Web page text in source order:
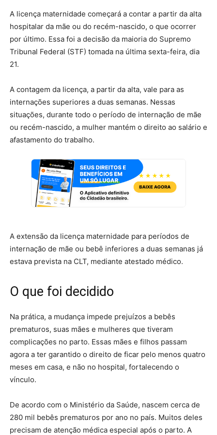
A licença maternidade começará a contar a partir da alta
hospitalar da mãe ou do recém-nascido, o que ocorrer
por último. Essa foi a decisão da maioria do Supremo
Tribunal Federal (STF) tomada na última sexta-feira, dia
21.
A contagem da licença, a partir da alta, vale para as
internações superiores a duas semanas. Nessas
situações, durante todo o período de internação de mãe
ou recém-nascido, a mulher mantém o direito ao salário e
afastamento do trabalho.
A extensão da licença maternidade para períodos de
internação de mãe ou bebê inferiores a duas semanas já
estava prevista na CLT, mediante atestado médico.
O que foi decidido
Na prática, a mudança impede prejuízos a bebês
prematuros, suas mães e mulheres que tiveram
complicações no parto. Essas mães e filhos passam
agora a ter garantido o direito de ficar pelo menos quatro
meses em casa, e não no hospital, fortalecendo o
vínculo.
De acordo com o Ministério da Saúde, nascem cerca de
280 mil bebês prematuros por ano no país. Muitos deles
precisam de atenção médica especial após o parto. A